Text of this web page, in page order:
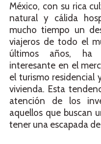
México, con su rica
natural y cálida
mucho tiempo un
viajeros de todo el
últimos años, ha
interesante en el
el turismo residencial
vivienda. Esta
atención de los
aquellos que buscan
tener una escapada